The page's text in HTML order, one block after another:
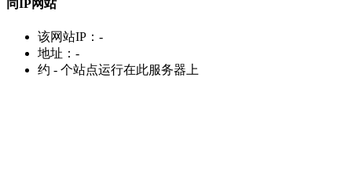
同IP网站
该网站IP： -
地址： -
约 - 个站点运行在此服务器上